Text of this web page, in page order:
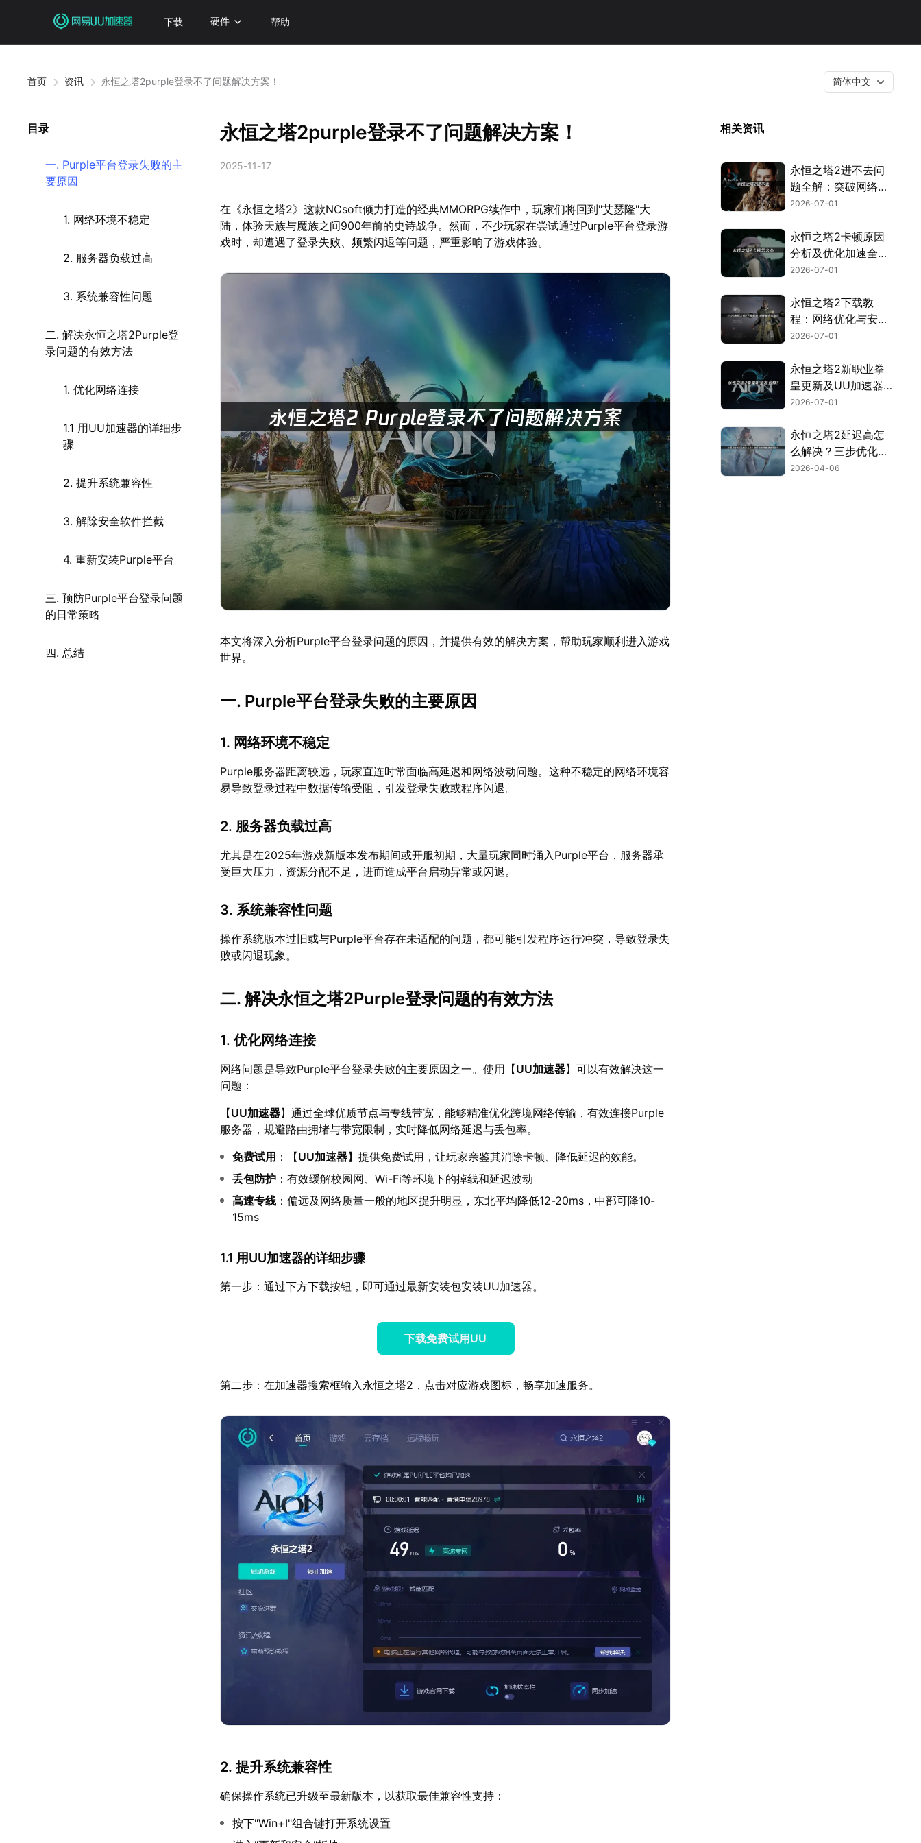
下载 硬件 帮助
首页 资讯 永恒之塔2purple登录不了问题解决方案！ 简体中文
目录
一. Purple平台登录失败的主
要原因
1. 网络环境不稳定
2. 服务器负载过高
3. 系统兼容性问题
二. 解决永恒之塔2Purple登
录问题的有效方法
1. 优化网络连接
1.1 用UU加速器的详细步
骤
2. 提升系统兼容性
3. 解除安全软件拦截
4. 重新安装Purple平台
三. 预防Purple平台登录问题
的日常策略
四. 总结
永恒之塔2purple登录不了问题解决方案！
2025-11-17
在《永恒之塔2》这款NCsoft倾力打造的经典MMORPG续作中，玩家们将回到"艾瑟隆"大
陆，体验天族与魔族之间900年前的史诗战争。然而，不少玩家在尝试通过Purple平台登录游
戏时，却遭遇了登录失败、频繁闪退等问题，严重影响了游戏体验。
本文将深入分析Purple平台登录问题的原因，并提供有效的解决方案，帮助玩家顺利进入游戏
世界。
一. Purple平台登录失败的主要原因
1. 网络环境不稳定
Purple服务器距离较远，玩家直连时常面临高延迟和网络波动问题。这种不稳定的网络环境容
易导致登录过程中数据传输受阻，引发登录失败或程序闪退。
2. 服务器负载过高
尤其是在2025年游戏新版本发布期间或开服初期，大量玩家同时涌入Purple平台，服务器承
受巨大压力，资源分配不足，进而造成平台启动异常或闪退。
3. 系统兼容性问题
操作系统版本过旧或与Purple平台存在未适配的问题，都可能引发程序运行冲突，导致登录失
败或闪退现象。
二. 解决永恒之塔2Purple登录问题的有效方法
1. 优化网络连接
网络问题是导致Purple平台登录失败的主要原因之一。使用【UU加速器】可以有效解决这一
问题：
【UU加速器】通过全球优质节点与专线带宽，能够精准优化跨境网络传输，有效连接Purple
服务器，规避路由拥堵与带宽限制，实时降低网络延迟与丢包率。
免费试用 ：【UU加速器】提供免费试用，让玩家亲鉴其消除卡顿、降低延迟的效能。
丢包防护 ：有效缓解校园网、Wi-Fi等环境下的掉线和延迟波动
高速专线 ：偏远及网络质量一般的地区提升明显，东北平均降低12-20ms，中部可降10-
15ms
1.1 用UU加速器的详细步骤
第一步：通过下方下载按钮，即可通过最新安装包安装UU加速器。
下载免费试用UU
第二步：在加速器搜索框输入永恒之塔2，点击对应游戏图标，畅享加速服务。
2. 提升系统兼容性
确保操作系统已升级至最新版本，以获取最佳兼容性支持：
按下"Win+I"组合键打开系统设置
相关资讯
永恒之塔2进不去问
题全解：突破网络与
验证封锁！
2026-07-01
永恒之塔2卡顿原因
分析及优化加速全攻
略！
2026-07-01
永恒之塔2下载教
程：网络优化与安装
全流程指南！
2026-07-01
永恒之塔2新职业拳
皇更新及UU加速器
联机优化指南！
2026-07-01
永恒之塔2延迟高怎
么解决？三步优化告
别卡顿畅玩！
2026-04-06